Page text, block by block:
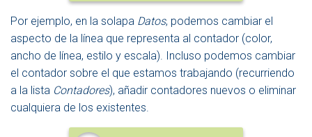
Por ejemplo, en la solapa Datos, podemos cambiar el
aspecto de la línea que representa al contador (color,
ancho de línea, estilo y escala). Incluso podemos cambiar
el contador sobre el que estamos trabajando (recurriendo
a la lista Contadores), añadir contadores nuevos o eliminar
cualquiera de los existentes.